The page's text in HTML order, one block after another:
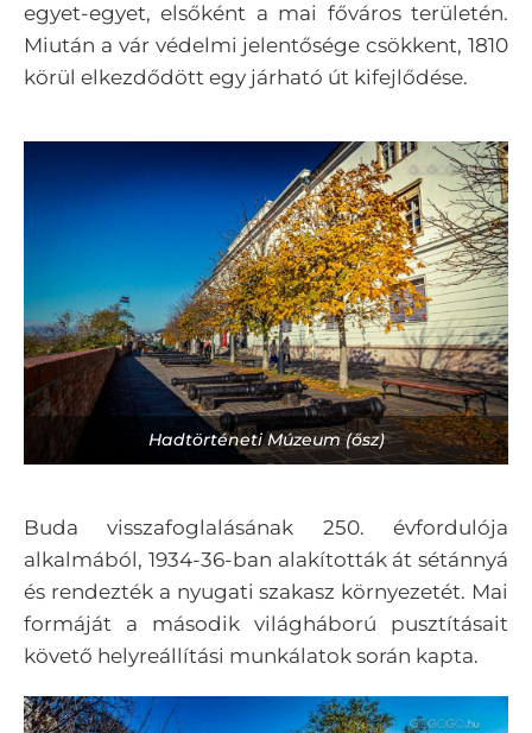
egyet-egyet, elsőként a mai főváros területén.
Miután a vár védelmi jelentősége csökkent, 1810
körül elkezdődött egy járható út kifejlődése.
Hadtörténeti Múzeum (ősz)
Buda visszafoglalásának 250. évfordulója
alkalmából, 1934-36-ban alakították át sétánnyá
és rendezték a nyugati szakasz környezetét. Mai
formáját a második világháború pusztításait
követő helyreállítási munkálatok során kapta.